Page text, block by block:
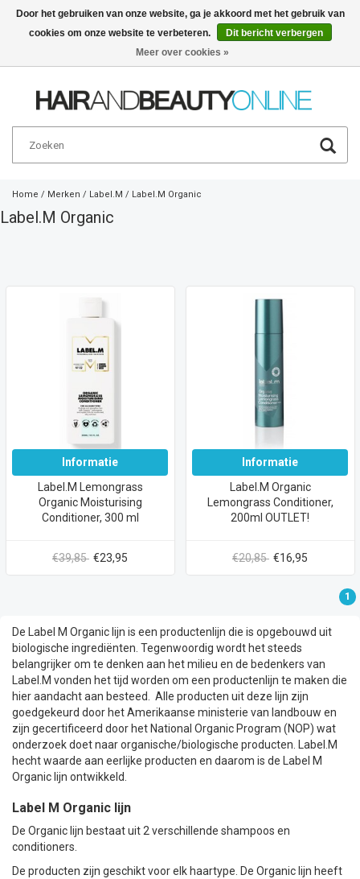
Nederlands €
Home / Merken / Label.M / Label.M Organic
Label.M Organic
Informatie
Label.M Lemongrass
Organic Moisturising
Conditioner, 300 ml
€39,85 €23,95
Informatie
Label.M Organic
Lemongrass Conditioner,
200ml OUTLET!
€20,85 €16,95
1
De Label M Organic lijn is een productenlijn die is opgebouwd uit
biologische ingrediënten. Tegenwoordig wordt het steeds
belangrijker om te denken aan het milieu en de bedenkers van
Label.M vonden het tijd worden om een productenlijn te maken die
hier aandacht aan besteed. Alle producten uit deze lijn zijn
goedgekeurd door het Amerikaanse ministerie van landbouw en
zijn gecertificeerd door het National Organic Program (NOP) wat
onderzoek doet naar organische/biologische producten. Label.M
hecht waarde aan eerlijke producten en daarom is de Label M
Organic lijn ontwikkeld.
Label M Organic lijn
De Organic lijn bestaat uit 2 verschillende shampoos en
conditioners.
De producten zijn geschikt voor elk haartype. De Organic lijn heeft
Door het gebruiken van onze website, ga je akkoord met het gebruik van
cookies om onze website te verbeteren.
Dit bericht verbergen
Meer over cookies »